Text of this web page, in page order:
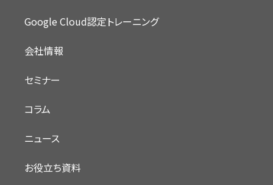
Google Cloud認定トレーニング
会社情報
セミナー
コラム
ニュース
お役立ち資料